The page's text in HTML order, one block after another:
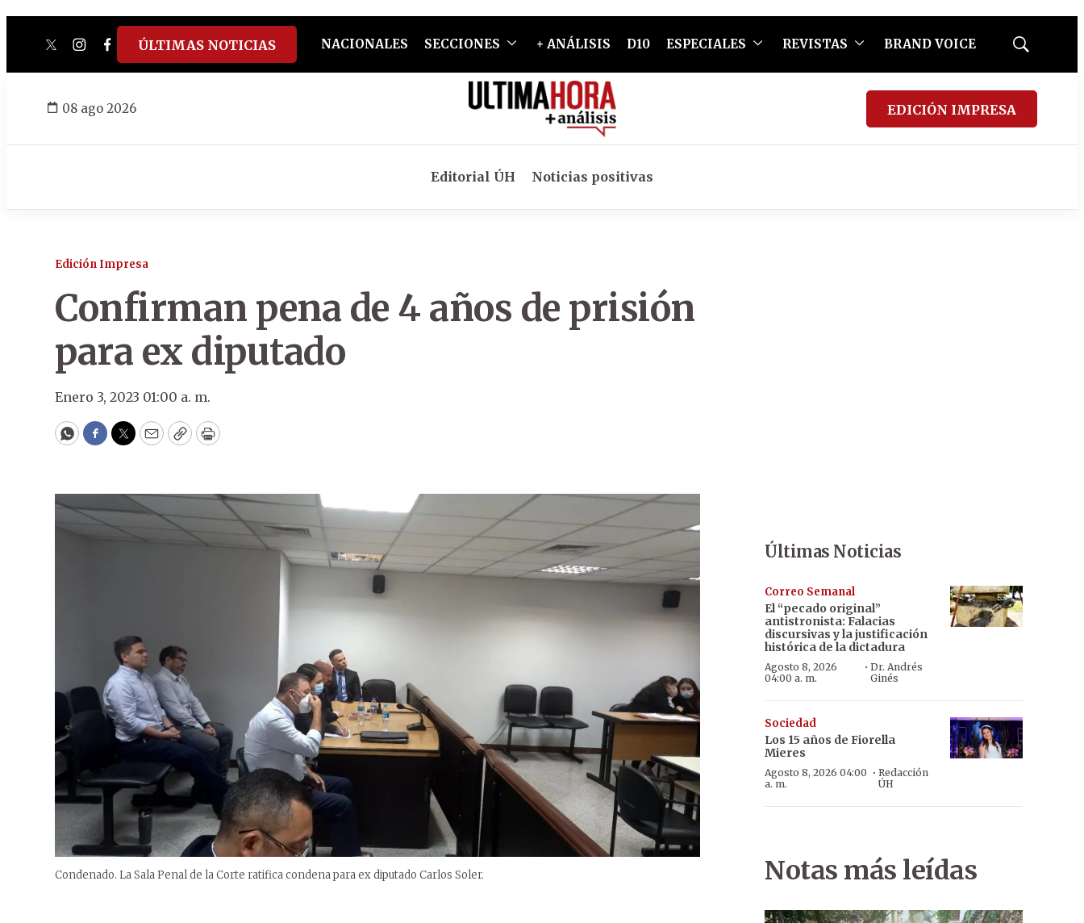
twitterinstagram
facebook
tiktokyoutube
spotify
ÚLTIMAS NOTICIAS NACIONALES SECCIONES + ANÁLISIS D10 ESPECIALES REVISTAS BRAND VOICE
Mostrar
08 ago 2026 EDICIÓN IMPRESA
Editorial ÚH Noticias positivas
Edición Impresa
Confirman pena de 4 años de prisión
para ex diputado
Enero 3, 2023 01:00 a. m.
WhatsApp
Facebook
Twitter
EmailCopyPrint
Condenado. La Sala Penal de la Corte ratifica condena para ex diputado Carlos Soler.
Últimas Noticias
Correo Semanal
El “pecado original”
antistronista: Falacias
discursivas y la justificación
histórica de la dictadura
Agosto 8, 2026
04:00 a. m.
·Dr. Andrés
Ginés
Sociedad
Los 15 años de Fiorella
Mieres
Agosto 8, 2026 04:00
a. m.
· Redacción
ÚH
Notas más leídas